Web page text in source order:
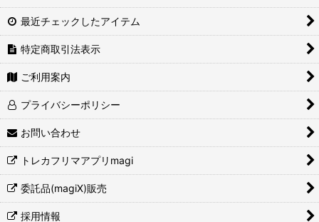
最近チェックしたアイテム
特定商取引法表示
ご利用案内
プライバシーポリシー
お問い合わせ
トレカフリマアプリmagi
委託品(magiX)販売
採用情報